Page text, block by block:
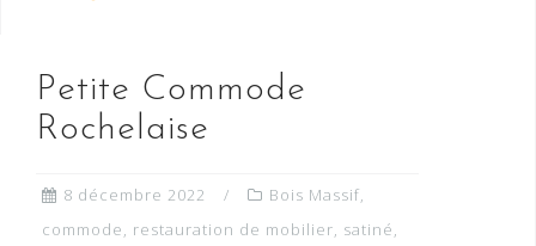
Petite Commode
Rochelaise
8 décembre 2022 Bois Massif,
commode, restauration de mobilier, satiné,